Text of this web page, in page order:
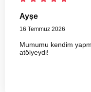
Ayşe
16 Temmuz 2026
Mumumu kendim
atölyeydi!